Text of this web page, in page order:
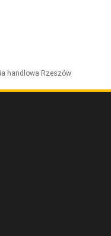
handlowa Rzeszów